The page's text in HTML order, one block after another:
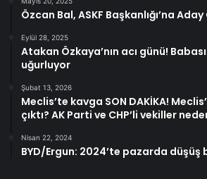
Özcan Bal, ASKF Başkanlığı’na
Eylül 28, 2025
Atakan Özkaya’nın acı günü!
uğurluyor
Şubat 13, 2026
Meclis’te kavga SON DAKİKA!
çıktı? AK Parti ve CHP’li vekiller
Nisan 22, 2024
BYD/Ergun: 2024’te pazarda düşüş